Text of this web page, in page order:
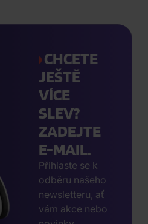
CHCETE
JEŠTĚ
VÍCE
SLEV?
ZADEJTE
E-MAIL.
Přihlaste se k
odběru našeho
newsletteru, ať
vám akce nebo